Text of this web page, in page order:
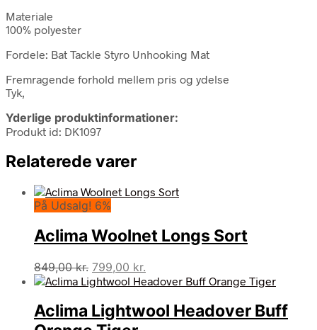
Materiale
100% polyester
Fordele: Bat Tackle Styro Unhooking Mat
Fremragende forhold mellem pris og ydelse
Tyk,
Yderlige produktinformationer:
Produkt id: DK1097
Relaterede varer
På Udsalg! 6%
Aclima Woolnet Longs Sort
849,00kr. Den
oprindelige
var:
849,00 kr..
799,00 kr.
aktuelle
er:
799,00 kr..
Aclima Lightwool Headover Buff